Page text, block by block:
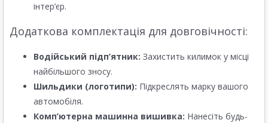
інтер’єр.
Додаткова комплектація для довговічності:
Водійський підп’ятник: Захистить килимок у місці
найбільшого зносу.
Шильдики (логотипи): Підкреслять марку вашого
автомобіля.
Комп’ютерна машинна вишивка: Нанесіть будь-